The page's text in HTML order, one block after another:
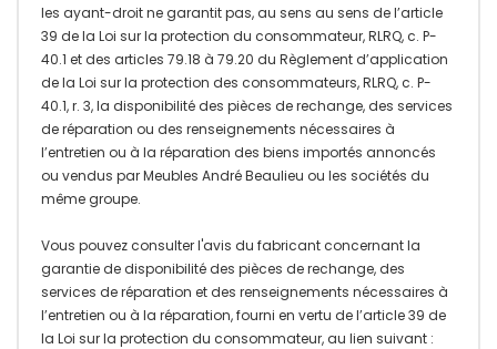
les ayant-droit ne garantit pas, au sens au sens de l’article
39 de la Loi sur la protection du consommateur, RLRQ, c. P-
40.1 et des articles 79.18 à 79.20 du Règlement d’application
de la Loi sur la protection des consommateurs, RLRQ, c. P-
40.1, r. 3, la disponibilité des pièces de rechange, des services
de réparation ou des renseignements nécessaires à
l’entretien ou à la réparation des biens importés annoncés
ou vendus par Meubles André Beaulieu ou les sociétés du
même groupe.
Vous pouvez consulter l'avis du fabricant concernant la
garantie de disponibilité des pièces de rechange, des
services de réparation et des renseignements nécessaires à
l’entretien ou à la réparation, fourni en vertu de l’article 39 de
la Loi sur la protection du consommateur, au lien suivant :